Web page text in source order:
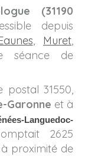
(31190
depuis
, Muret,
séance de
postal 31550,
Garonne et à
Languedoc-
2625
proximité de